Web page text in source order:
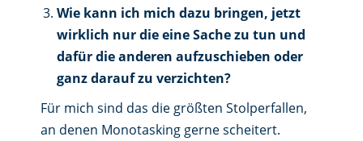
Wie kann ich mich dazu bringen, jetzt
wirklich nur die eine Sache zu tun und
dafür die anderen aufzuschieben oder
ganz darauf zu verzichten?
Für mich sind das die größten Stolperfallen,
an denen Monotasking gerne scheitert.